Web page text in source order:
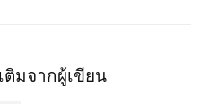
ติมจากผู้เขียน